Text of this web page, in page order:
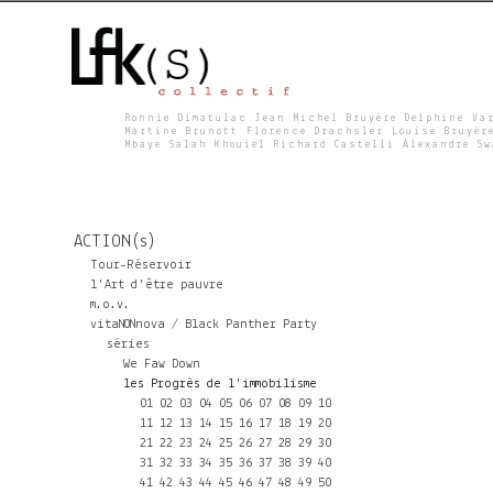
F
K
S
Ronnie Dimatulac Jean Michel Bruyère Delphine
Martine Brunott Florence Drachsler Louise
Mbaye Salah Khouiel Richard Castelli Alexandre
ACTION(s)
Tour-Réservoir
l'Art d'être pauvre
m.o.v.
vitaNONnova / Black Panther Party
séries
We Faw Down
les Progrès de l'immobilisme
01 02 03 04 05 06 07 08 09 10
11 12 13 14 15 16 17 18 19 20
21 22 23 24 25 26 27 28 29 30
31 32 33 34 35 36 37 38 39 40
41 42 43 44 45 46 47 48 49 50